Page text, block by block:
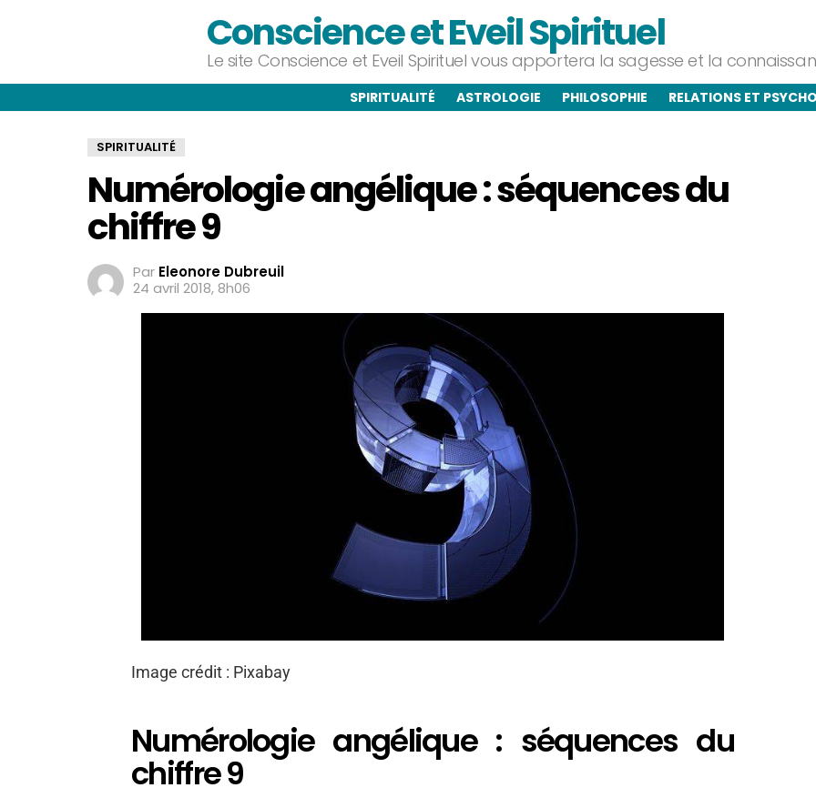
Conscience et Eveil Spirituel
Le site Conscience et Eveil Spirituel vous apportera la sagesse et la
SPIRITUALITÉ ASTROLOGIE PHILOSOPHIE RELATIONS ET
SPIRITUALITÉ
Numérologie angélique : séquences du
chiffre 9
Par Eleonore Dubreuil
24 avril 2018, 8h06
Image crédit : Pixabay
Numérologie angélique : séquences du
chiffre 9